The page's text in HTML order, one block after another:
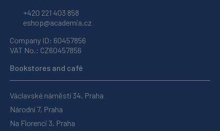
+420 221 403 858
eshop@academia.cz
Company ID: 60457856
VAT No.: CZ60457856
Bookstores and café
Václavské náměstí 34, Praha
Národní 7, Praha
Na Florenci 3, Praha